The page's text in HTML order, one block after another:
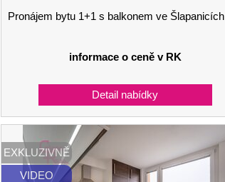
Pronájem bytu 1+1 s balkonem ve Šlapanicích u Brna
informace o ceně v RK
EXKLUZIVNĚ
VIDEO